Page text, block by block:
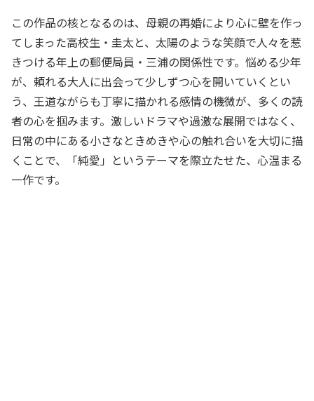
この作品の核となるのは、母親の再婚により心に壁を作っ
てしまった高校生・圭太と、太陽のような笑顔で人々を惹
きつける年上の郵便局員・三浦の関係性です。悩める少年
が、頼れる大人に出会って少しずつ心を開いていくとい
う、王道ながらも丁寧に描かれる感情の機微が、多くの読
者の心を掴みます。激しいドラマや過激な展開ではなく、
日常の中にある小さなときめきや心の触れ合いを大切に描
くことで、「純愛」というテーマを際立たせた、心温まる
一作です。